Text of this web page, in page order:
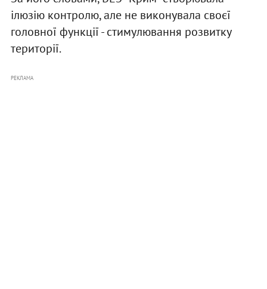
ілюзію контролю, але не виконувала своєї
головної функції - стимулювання розвитку
території.
РЕКЛАМА